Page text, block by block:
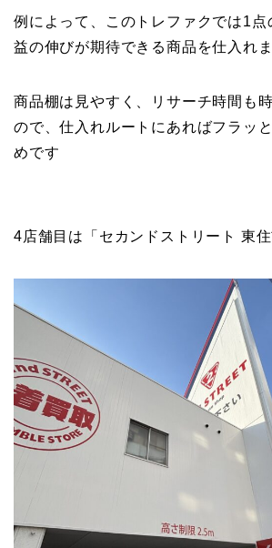
例によって、このトレファクでは1点
益の伸びが期待できる商品を仕入れ
商品棚は見やすく、リサーチ時間も
ので、仕入れルートにあればフラッ
めです
4店舗目は「セカンドストリート 東